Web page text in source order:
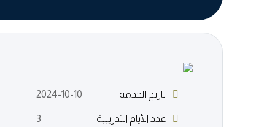
تاريخ الخدمة 2024-10-10
عدد الأيام التدريبية 3